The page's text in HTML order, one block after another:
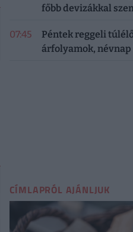
főbb devizákkal
07:45
Péntek reggeli
árfolyamok, névnap
CÍMLAPRÓL AJÁNLJUK